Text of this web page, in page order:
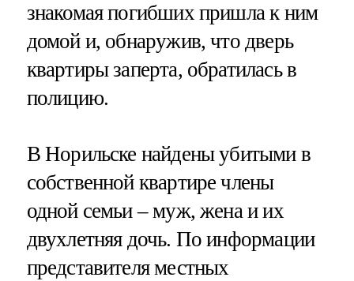
знакомая погибших пришла к ним
домой и, обнаружив, что дверь
квартиры заперта, обратилась в
полицию.
В Норильске найдены убитыми в
собственной квартире члены
одной семьи – муж, жена и их
двухлетняя дочь. По информации
представителя местных